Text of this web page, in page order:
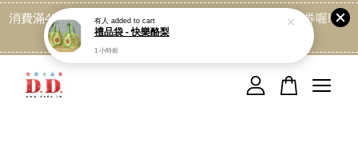
消費滿499免運喔, 記得加LINE:@dede168 領取專屬折扣券喔!
點我
您的購物車目前還是空的。
有人 added to cart
禮品袋 - 快樂酪梨
1 小時前